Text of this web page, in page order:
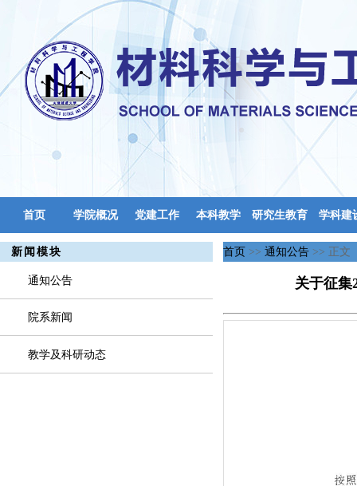
首页 学院概况 党建工作 本科教学 研究生教育 学科建
实验中心 首页 >> 通知公告 >> 正文
关于征集
新闻模块
通知公告
院系新闻
教学及科研动态